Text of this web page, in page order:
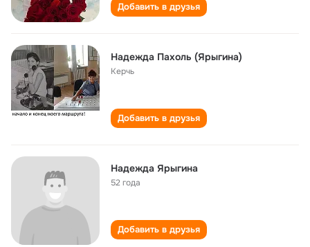
Добавить в друзья
Надежда Пахоль (Ярыгина)
Керчь
Добавить в друзья
Надежда Ярыгина
52 года
Добавить в друзья